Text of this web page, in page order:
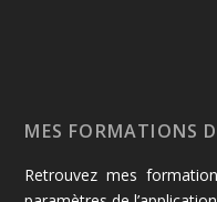
MES FORMATIONS
Retrouvez mes